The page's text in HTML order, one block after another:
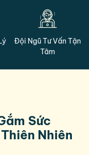
Đội Ngũ Tư Vấn Tận
Tâm
Sức
Nhiên